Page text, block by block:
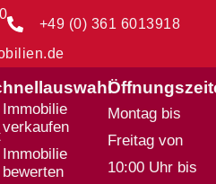
+49 (0) 361 6013918
Immobilie
verkaufen
Immobilie
bewerten
Montag bis
Freitag von
10:00 Uhr bis